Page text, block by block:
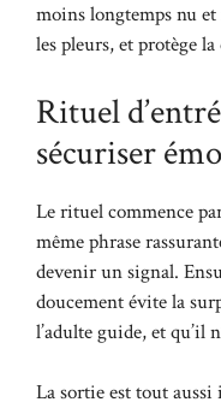
moins longtemps nu
les pleurs, et protège
Rituel
sécuriser
Le rituel commence
même phrase
devenir un signal.
doucement évite la
l’adulte guide, et qu’il
La sortie est tout